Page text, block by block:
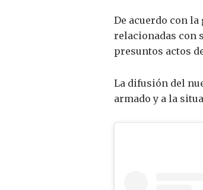
De acuerdo con
relacionadas con
presuntos actos
La difusión del
armado y a la